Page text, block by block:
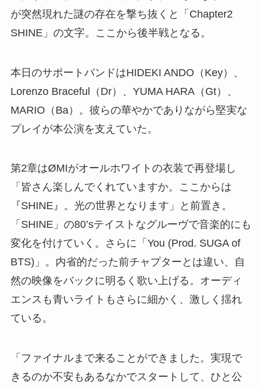
が突然現れた謎の存在を撃ち抜くと「Chapter2
SHINE」の文字。ここから後半戦となる。
本日のサポートバンドはHIDEKI ANDO（Key）、
Lorenzo Braceful（Dr）、YUMA HARA（Gt）、
MARIO（Ba）。彼らの華やかでありながら堅実な
プレイが本公演を支えていた。
第2章はØMIがオールホワイトの衣装で再登場し
「皆さん楽しんでくれていますか。ここからは
『SHINE』。光の世界となります」と前置き。
「SHINE」の80’sテイストなグルーヴで音楽的にも
変化を付けていく。さらに「You (Prod. SUGA of
BTS)」。内省的だった前チャプターとは違い、自
然の映像をバックに明るく歌い上げる。オーディ
エンスも青いライトもさらに細かく、激しく揺れ
ている。
「ファイナルまで来ることができました。実現で
きるのか不安もあるなかでスタートして、ひと公